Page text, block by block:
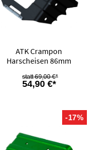
ATK Crampon
Harscheisen 86mm
54,90 €*
69,00 €*
-17%